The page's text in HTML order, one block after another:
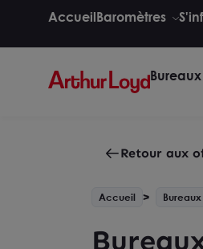
AccueilBaromètres
Bureaux
Retour aux
Accueil